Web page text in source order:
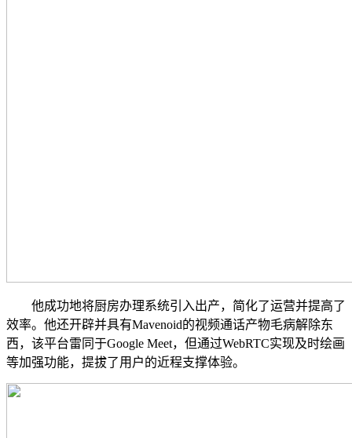
他成功地将厨房办理系统引入出产，简化了运营并提高了
效率。他还开辟并具有Mavenoid的视频通话产物毛病解除东
西，该平台雷同于Google Meet，但通过WebRTC实现及时绘画
等加强功能，提拔了用户的近程支撑体验。